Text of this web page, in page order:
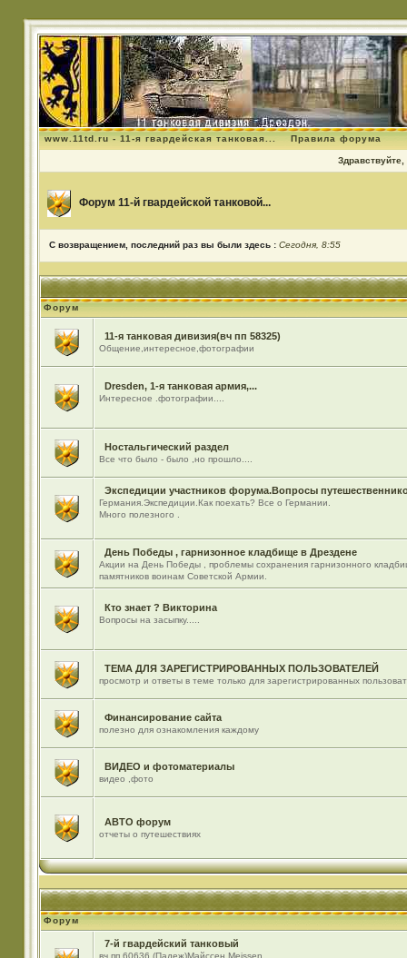
www.11td.ru - 11-я гвардейская танковая... Правила форума
Здравствуйте,
Форум 11-й гвардейской танковой...
С возвращением, последний раз вы были здесь : Сегодня, 8:55
Форум
11-я танковая дивизия(вч пп 58325)
Общение,интересное,фотографии
Dresden, 1-я танковая армия,...
Интересное .фотографии....
Ностальгический раздел
Все что было - было ,но прошло....
Экспедиции участников форума.Вопросы
Германия.Экспедиции.Как поехать? Все о Германии.
Много полезного .
День Победы , гарнизонное кладбище в Дрездене
Акции на День Победы , проблемы сохранения гарнизонного
памятников воинам Советской Армии.
Кто знает ? Викторина
Вопросы на засыпку.....
ТЕМА ДЛЯ ЗАРЕГИСТРИРОВАННЫХ ПОЛЬЗОВАТЕЛЕЙ
просмотр и ответы в теме только для зарегистрированных
Финансирование сайта
полезно для ознакомления каждому
ВИДЕО и фотоматериалы
видео ,фото
АВТО форум
отчеты о путешествиях
Форум
7-й гвардейский танковый
вч пп 60636,(Падеж)Майсcен,Meissen